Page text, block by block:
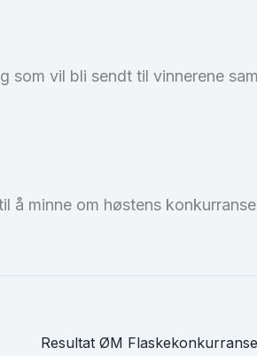
som vil bli sendt til vinnerene
å minne om høstens
Resultat ØM